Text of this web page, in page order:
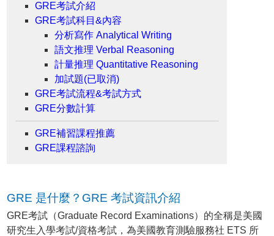
GRE考試介紹
GRE考試科目&內容
分析寫作 Analytical Writing
語文推理 Verbal Reasoning
計量推理 Quantitative Reasoning
加試題(已取消)
GRE考試流程&考試方式
GRE分數計算
GRE補習課程推薦
GRE課程諮詢
GRE 是什麼？GRE 考試資訊介紹
GRE考試（Graduate Record Examinations）的全稱是美國
研究生入學考試/資格考試，為美國教育測驗服務社 ETS 所